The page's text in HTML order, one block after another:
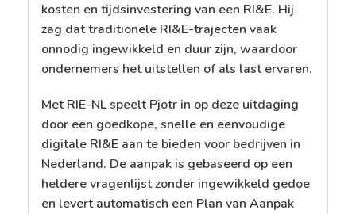
kosten en tijdsinvestering van een RI&E. Hij
zag dat traditionele RI&E-trajecten vaak
onnodig ingewikkeld en duur zijn, waardoor
ondernemers het uitstellen of als last ervaren.
Met RIE-NL speelt Pjotr in op deze uitdaging
door een goedkope, snelle en eenvoudige
digitale RI&E aan te bieden voor bedrijven in
Nederland. De aanpak is gebaseerd op een
heldere vragenlijst zonder ingewikkeld gedoe
en levert automatisch een Plan van Aanpak